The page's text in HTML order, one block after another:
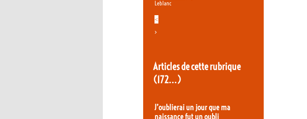
Leblanc
<
>
Articles de cette rubrique
(172…)
J’oublierai un jour que ma
naissance fut un oubli